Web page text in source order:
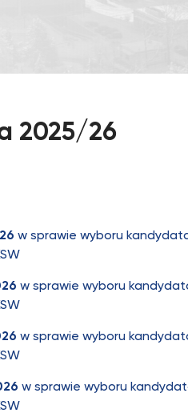
2025/26
w sprawie wyboru
w sprawie wyboru
w sprawie wyboru
w sprawie wyboru